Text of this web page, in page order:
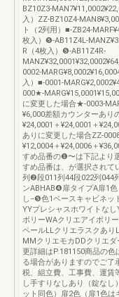
BZ10Z3-
入）ZZ-BZ10Z4-
ト（2列用）■-ZB24-
枚入）❺-AB11Z4L-
R（4枚入）❺-AB11Z4R-
0002-
入）■-0001-
000★-
に変更した場合★-0003-
¥6,000差額カウンターあり
¥24,0001＋¥24,0001＋
ありに変更した場合ZZ-
¥12,0004＋¥24,0006＋
すめ品番の❶〜は下記より
すめ品番は、が選択され
列❷段011列44段022列044
ンABHAB❹扉タイプA扉1
し−❺色1ベースキャビネッ
YYプレシャスホワイトな
ボリーWAクリエアイボリ
ペールLLクリエラスクあり
MMクリエモカDDクリエ
更詳細はP.181150商品の
る場合がありますのでご了
税、組立費、工事費、運賃
し手すりなしあり（錠なし
ット同色）扉2色（扉1色は